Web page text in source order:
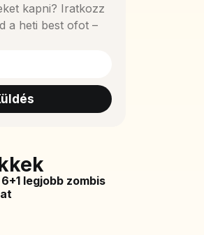
kapni? Iratkozz
a heti best ofot –
legjobb zombis